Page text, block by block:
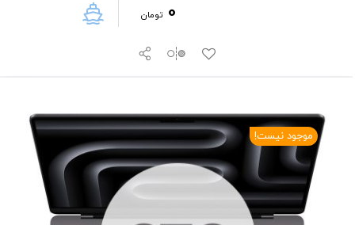
0 تومان
موجود نیست!